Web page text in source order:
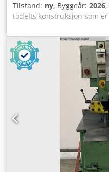
Tilstand: ny, Byggeår: 2026
todelts konstruksjon som
i
bordstativbor. Takket være
konstruksjonen og
presis festing av lange
verktøy der stabilitet, jevn
å arbeide med emner med
Hovedfordeler med
3000 kg – garanterer
under intensive
konstruksjon – muliggjør
utnytte hele lengden på
laget av høykvalitets
deformasjon og
Induksjonsherdede og